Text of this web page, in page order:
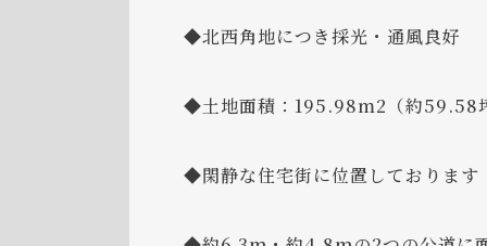
◆北西角地につき採光・通風良好
◆土地面積：195.98m2（約59.58
◆閑静な住宅街に位置しております